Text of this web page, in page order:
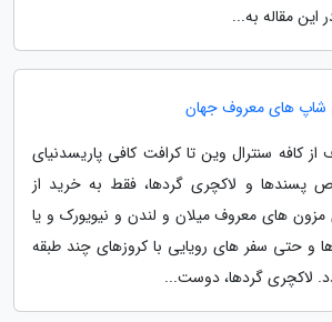
این مقاله به...
شاپ های معروف جهان
کافه سنترال وین تا کرافت کافی پاریسدنیای
پسندها و لاکچری گردها، فقط به خرید از
های معروف میلان و لندن و نیویورک و یا
و حتی سفر های رویایی با کروزهای چند طبقه
لاکچری گردها، دوست...